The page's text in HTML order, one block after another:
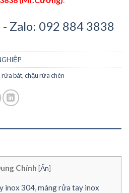
Zalo: 092 884 3838
rửa bát,chậu rửa chén
Chính [Ẩn]
inox 304, máng rửa tay inox